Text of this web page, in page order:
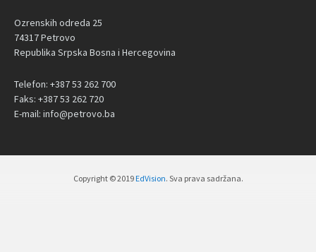
Ozrenskih odreda 25
74317 Petrovo
Republika Srpska Bosna i Hercegovina
Telefon: +387 53 262 700
Faks: +387 53 262 720
E-mail: info@petrovo.ba
Copyright © 2019 EdVision. Sva prava sadržana.